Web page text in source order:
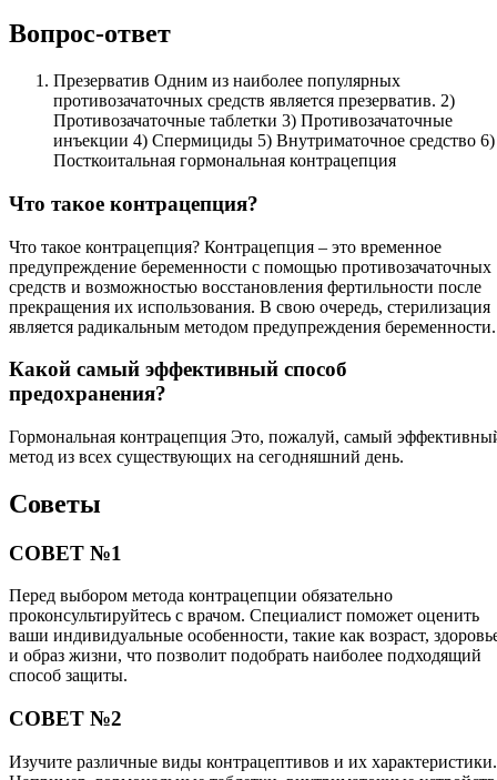
Вопрос-ответ
Презерватив Одним из наиболее популярных
противозачаточных средств является презерватив. 2)
Противозачаточные таблетки 3) Противозачаточные
инъекции 4) Спермициды 5) Внутриматочное средство 6)
Посткоитальная гормональная контрацепция
Что такое контрацепция?
Что такое контрацепция? Контрацепция – это временное
предупреждение беременности с помощью противозачаточных
средств и возможностью восстановления фертильности после
прекращения их использования. В свою очередь, стерилизация
является радикальным методом предупреждения беременности.
Какой самый эффективный способ
предохранения?
Гормональная контрацепция Это, пожалуй, самый
метод из всех существующих на сегодняшний день.
Советы
СОВЕТ №1
Перед выбором метода контрацепции обязательно
проконсультируйтесь с врачом. Специалист поможет оценить
ваши индивидуальные особенности, такие как возраст,
и образ жизни, что позволит подобрать наиболее подходящий
способ защиты.
СОВЕТ №2
Изучите различные виды контрацептивов и их характеристики.